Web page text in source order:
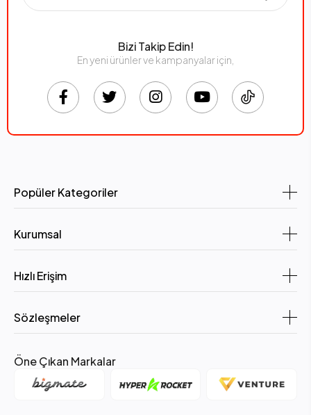
Bizi Takip Edin!
En yeni ürünler ve kampanyalar için,
Popüler Kategoriler
Kurumsal
Hızlı Erişim
Sözleşmeler
Öne Çıkan Markalar